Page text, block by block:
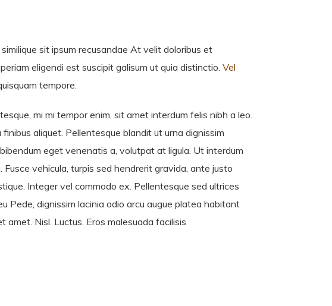
sit ipsum recusandae At velit doloribus et
eligendi est suscipit galisum ut quia distinctio. Vel
tempore.
mi mi tempor enim, sit amet interdum felis nibh a leo.
aliquet. Pellentesque blandit ut urna dignissim
eget venenatis a, volutpat at ligula. Ut interdum
vehicula, turpis sed hendrerit gravida, ante justo
Integer vel commodo ex. Pellentesque sed ultrices
Pede, dignissim lacinia odio arcu augue platea habitant
Nisl. Luctus. Eros malesuada facilisis